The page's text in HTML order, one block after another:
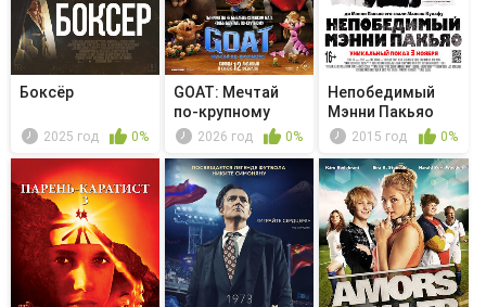
Боксёр
2025 год 0%
GOAT: Мечтай
по-крупному
2026 год 0%
Непобедимый
Мэнни Пакьяо
2015 год 0%